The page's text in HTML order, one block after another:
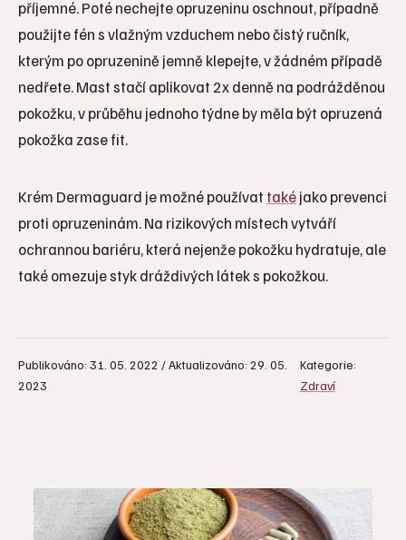
příjemné. Poté nechejte opruzeninu oschnout, případně
použijte fén s vlažným vzduchem nebo čistý ručník,
kterým po opruzenině jemně klepejte, v žádném případě
nedřete. Mast stačí aplikovat 2x denně na podrážděnou
pokožku, v průběhu jednoho týdne by měla být opruzená
pokožka zase fit.
Krém Dermaguard je možné používat takéjako prevenci
proti opruzeninám. Na rizikových místech vytváří
ochrannou bariéru, která nejenže pokožku hydratuje, ale
také omezuje styk dráždivých látek s pokožkou.
Publikováno: 31. 05. 2022 / Aktualizováno: 29. 05.
2023
Kategorie:
Zdraví